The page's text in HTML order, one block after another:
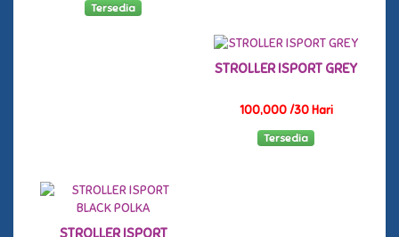
Tersedia
STROLLER ISPORT GREY
100,000 /30 Hari
Tersedia
STROLLER ISPORT